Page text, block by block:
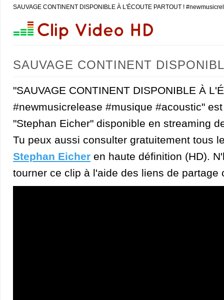
SAUVAGE CONTINENT DISPONIBLE À L'ÉCOUTE PARTOUT !
SAUVAGE CONTINENT
#musique #acoustic (Stephan
"SAUVAGE CONTINENT DISPONIBLE À
#newmusicrelease #musique #acoustic"
"Stephan Eicher" disponible en streaming
Tu peux aussi consulter gratuitement tous
Stephan Eicher en haute définition (HD).
tourner ce clip à l'aide des liens de partage